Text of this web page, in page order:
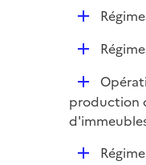
D
e
r
D
l
i
D
é
p
production
D